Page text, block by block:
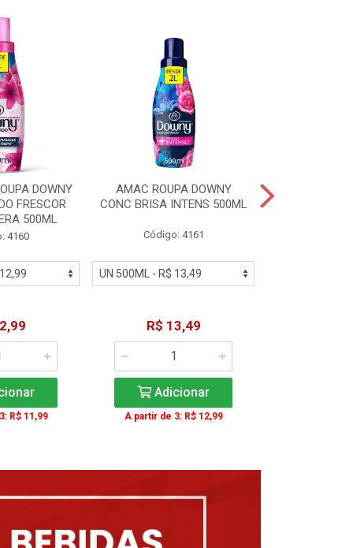
DOWNY
FRESCOR
500ML
4160
R$ 11,99
AMAC ROUPA DOWNY
CONC BRISA INTENS 500ML
Código: 4161
R$ 13,49
Adicionar
A partir de 3: R$ 12,99